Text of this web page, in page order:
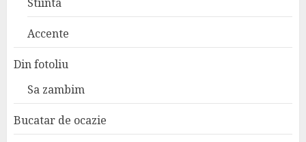
Accente
Din fotoliu
Sa zambim
Bucatar de ocazie